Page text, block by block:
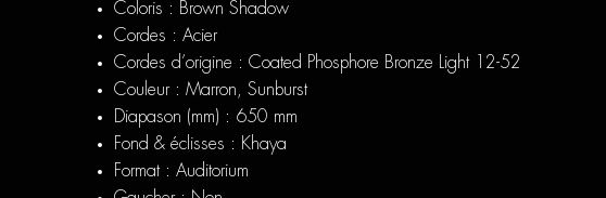
Coloris : Brown Shadow
Cordes : Acier
Cordes d’origine : Coated Phosphore Bronze Light 12-52
Couleur : Marron, Sunburst
Diapason (mm) : 650 mm
Fond & éclisses : Khaya
Format : Auditorium